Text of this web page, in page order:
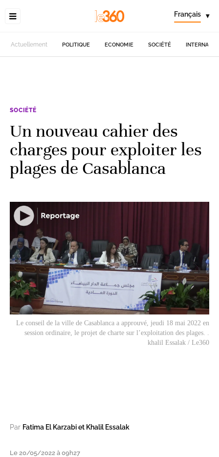
Français ▾
Actuellement POLITIQUE ECONOMIE SOCIÉTÉ
SOCIÉTÉ
Un nouveau cahier des
charges pour exploiter les
plages de Casablanca
Le conseil de la ville de Casablanca a approuvé, jeudi 18 mai 2022 en
session ordinaire, le projet de charte sur l’exploitation des plages. .
khalil Essalak / Le360
Par Fatima El Karzabi et Khalil Essalak
Le 20/05/2022 à 09h27